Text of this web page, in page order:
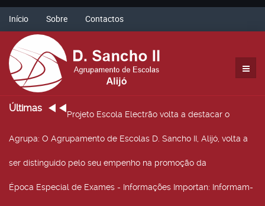
Início Sobre Contactos
Últimas
Projeto Escola Electrão volta a destacar o
Agrupa: O Agrupamento de Escolas D. Sancho II, Alijó, volta a
ser distinguido pelo seu empenho na promoção da
Época Especial de Exames - Informações Importan: Informam-